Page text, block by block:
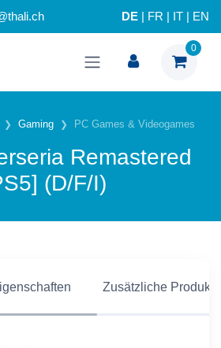
DE FR IT EN
0
Gaming PC Games & Videogames
Remastered
(D/F/I)
Zusätzliche